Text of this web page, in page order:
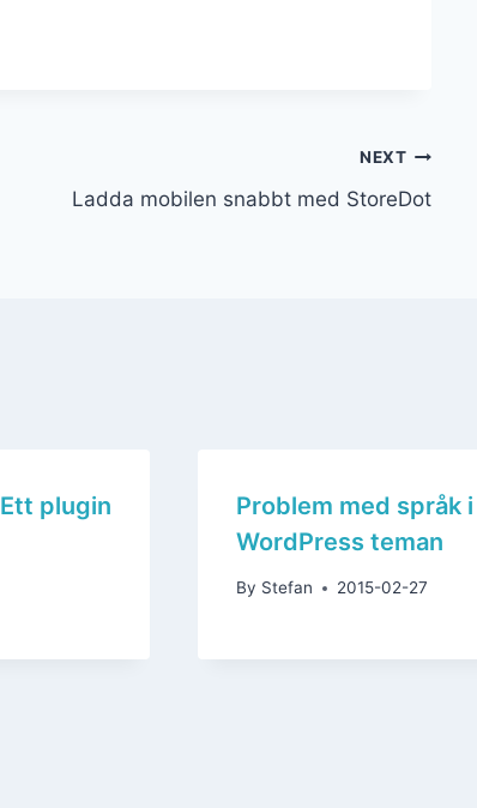
NEXT
Ladda mobilen snabbt med StoreDot
plugin
Problem med språk i
WordPress teman
By Stefan 2015-02-27